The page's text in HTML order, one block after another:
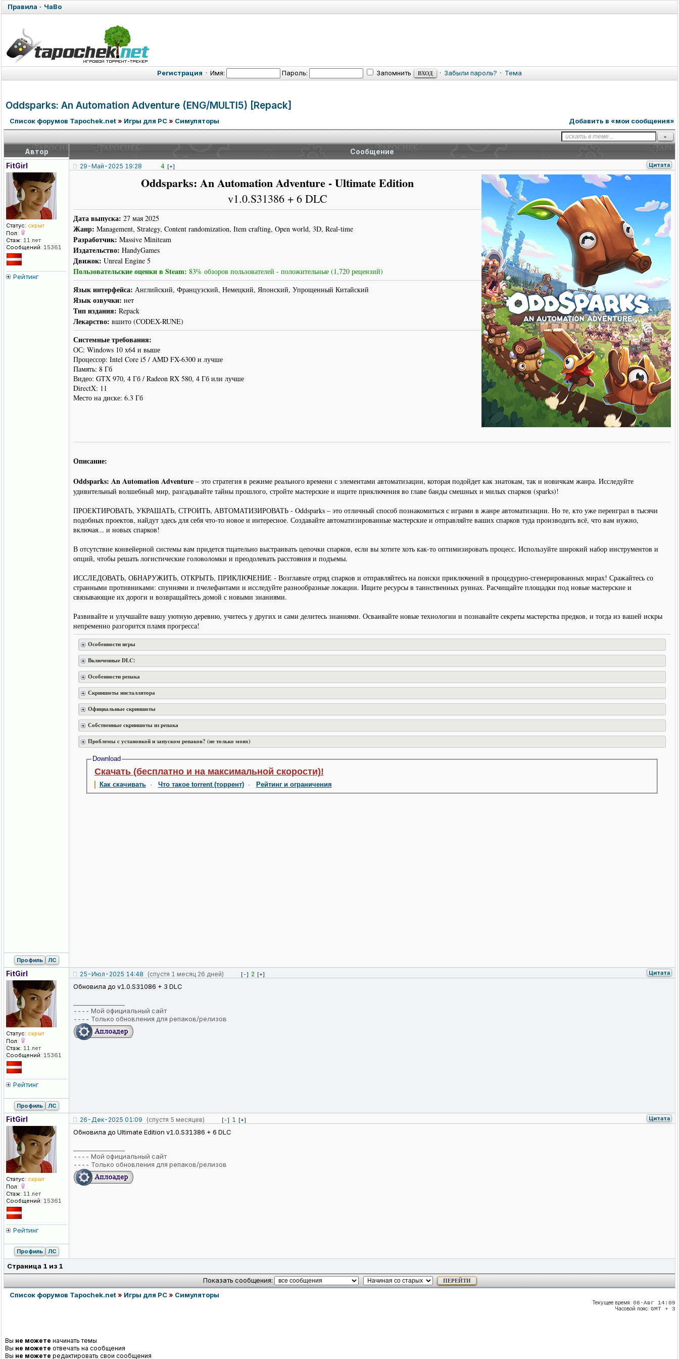
Правила · ЧаВо
Регистрация · Имя: Пароль: Запомнить · Забыли пароль? · Тема
Oddsparks: An Automation Adventure (ENG/MULTI5) [Repack]
Список форумов Tapochek.net» Игры для PC» Симуляторы Добавить в «мои сообщения»
Автор
Сообщение
FitGirl
Статус: скрыт
Пол:
Стаж: 11 лет
Сообщений: 15361
Рейтинг
29-Май-2025 19:28 4 [+] Цитата
Oddsparks: An Automation Adventure - Ultimate Edition
v1.0.S31386 + 6 DLC
Дата выпуска: 27 мая 2025
Жанр: Management, Strategy, Content randomization, Item crafting, Open world, 3D, Real-time
Разработчик: Massive Miniteam
Издательство: HandyGames
Движок: Unreal Engine 5
Пользовательские оценки в Steam: 83% обзоров пользователей - положительные (1,720 рецензий)
Язык интерфейса: Английский, Французский, Немецкий, Японский, Упрощенный Китайский
Язык озвучки: нет
Тип издания: Repack
Лекарство: вшито (CODEX-RUNE)
Системные требования:
ОС: Windows 10 x64 и выше
Процессор: Intel Core i5 / AMD FX-6300 и лучше
Память: 8 Гб
Видео: GTX 970, 4 Гб / Radeon RX 580, 4 Гб или лучше
DirectX: 11
Место на диске: 6.3 Гб
Описание:
Oddsparks: An Automation Adventure – это стратегия в режиме реального времени с элементами автоматизации, которая подойдет как знатокам, так и новичкам жанра. Исследуйте
удивительный волшебный мир, разгадывайте тайны прошлого, стройте мастерские и ищите приключения во главе банды смешных и милых спарков (sparks)!
ПРОЕКТИРОВАТЬ, УКРАШАТЬ, СТРОИТЬ, АВТОМАТИЗИРОВАТЬ - Oddsparks – это отличный способ познакомиться с играми в жанре автоматизации. Но те, кто уже переиграл в тысячи
подобных проектов, найдут здесь для себя что-то новое и интересное. Создавайте автоматизированные мастерские и отправляйте ваших спарков туда производить всё, что вам нужно,
включая... и новых спарков!
В отсутствие конвейерной системы вам придется тщательно выстраивать цепочки спарков, если вы хотите хоть как-то оптимизировать процесс. Используйте широкий набор инструментов и
опций, чтобы решать логистические головоломки и преодолевать расстояния и подъемы.
ИССЛЕДОВАТЬ, ОБНАРУЖИТЬ, ОТКРЫТЬ, ПРИКЛЮЧЕНИЕ - Возглавьте отряд спарков и отправляйтесь на поиски приключений в процедурно-сгенерированных мирах! Сражайтесь со
странными противниками: спуннями и пчелефантами и исследуйте разнообразные локации. Ищите ресурсы в таинственных руинах. Расчищайте площадки под новые мастерские и
связывающие их дороги и возвращайтесь домой с новыми знаниями.
Развивайте и улучшайте вашу уютную деревню, учитесь у других и сами делитесь знаниями. Осваивайте новые технологии и познавайте секреты мастерства предков, и тогда из вашей искры
непременно разгорится пламя прогресса!
Особенности игры
Включенные DLC:
Особенности репака
Скриншоты инсталлятора
Официальные скриншоты
Собственные скриншоты из репака
Проблемы с установкой и запуском репаков? (не только моих)
Download
Скачать (бесплатно и на максимальной скорости)!
Как скачивать· Что такое torrent (торрент)· Рейтинг и ограничения
Профиль ЛС
FitGirl
Статус: скрыт
Пол:
Стаж: 11 лет
Сообщений: 15361
Рейтинг
25-Июл-2025 14:48 (спустя 1 месяц 26 дней) [-] 2 [+] Цитата
Обновила до v1.0.S31086 + 3 DLC
---- Мой официальный сайт
---- Только обновления для репаков/релизов
Профиль ЛС
FitGirl
Статус: скрыт
Пол:
Стаж: 11 лет
Сообщений: 15361
Рейтинг
26-Дек-2025 01:09 (спустя 5 месяцев) [-] 1 [+] Цитата
Обновила до Ultimate Edition v1.0.S31386 + 6 DLC
---- Мой официальный сайт
---- Только обновления для репаков/релизов
Профиль ЛС
Страница 1 из 1
Показать сообщения:
Список форумов Tapochek.net» Игры для PC» Симуляторы
Текущее время: 08-Авг 14:09
Часовой пояс: GMT + 3
Вы не можете начинать темы
Вы не можете отвечать на сообщения
Вы не можете редактировать свои сообщения